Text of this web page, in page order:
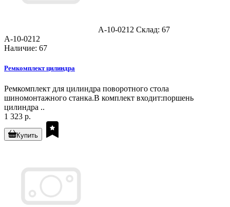
A-10-0212 Склад: 67
A-10-0212
Наличие: 67
Ремкомплект цилиндра
Ремкомплект для цилиндра поворотного стола
шиномонтажного станка.В комплект входит:поршень
цилиндра ..
1 323 р.
Купить